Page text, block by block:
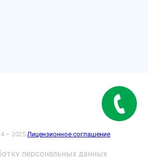
– 2025 Лицензионное соглашение
персональных данных